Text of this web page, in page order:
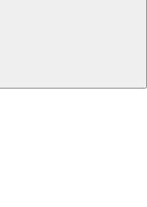
Suchen